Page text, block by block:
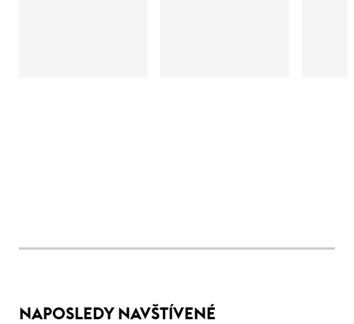
NAPOSLEDY NAVŠTÍVENÉ